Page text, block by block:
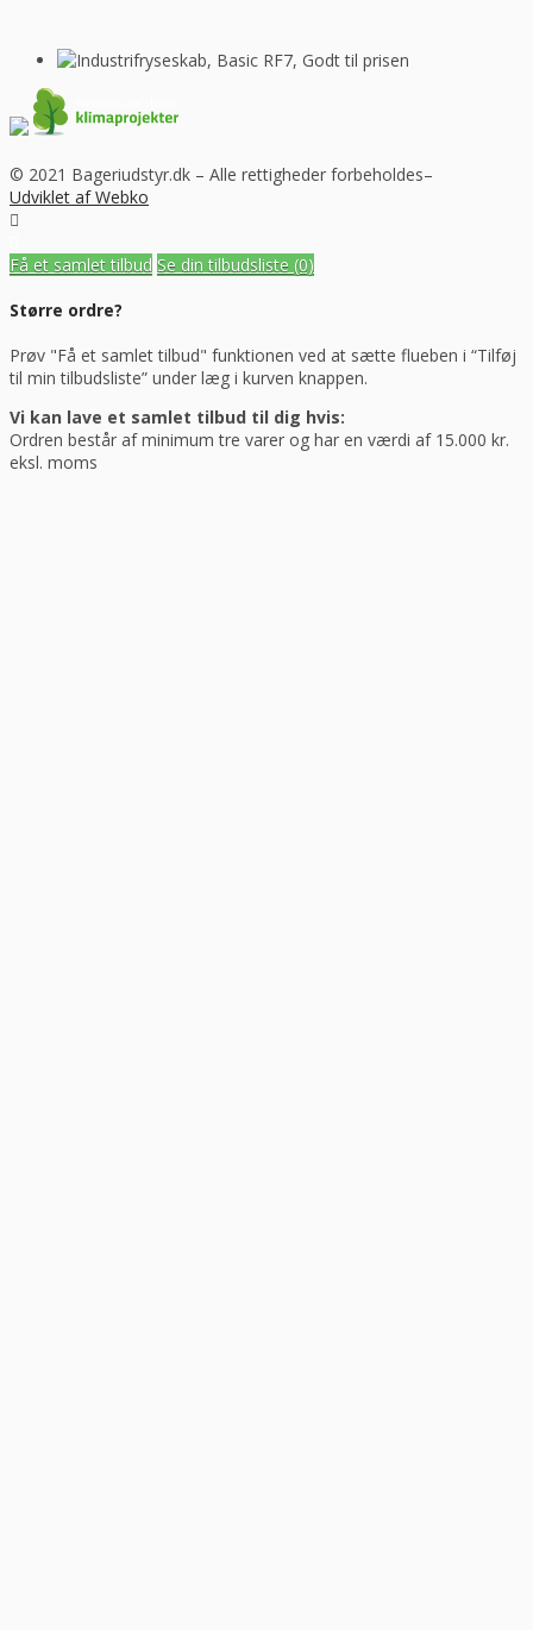
© 2021 Bageriudstyr.dk – Alle rettigheder forbeholdes–
Udviklet af Webko
Få et samlet tilbud Se din tilbudsliste (0)
Større ordre?
Prøv "Få et samlet tilbud" funktionen ved at sætte flueben i “Tilføj
til min tilbudsliste” under læg i kurven knappen.
Vi kan lave et samlet tilbud til dig hvis:
Ordren består af minimum tre varer og har en værdi af 15.000 kr.
eksl. moms